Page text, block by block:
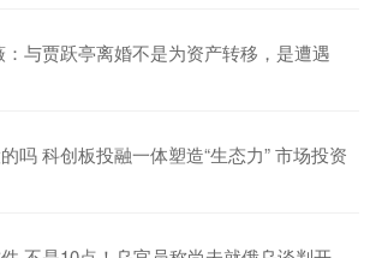
与贾跃亭离婚不是为资产转移，是遭遇
吗 科创板投融一体塑造“生态力” 市场投资